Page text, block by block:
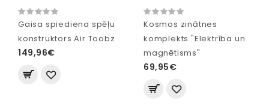
Gaisa spiediena spēļu
konstruktors Air Toobz
149,96€
Kosmos zinātnes
komplekts "Elektrība un
magnētisms"
69,95€